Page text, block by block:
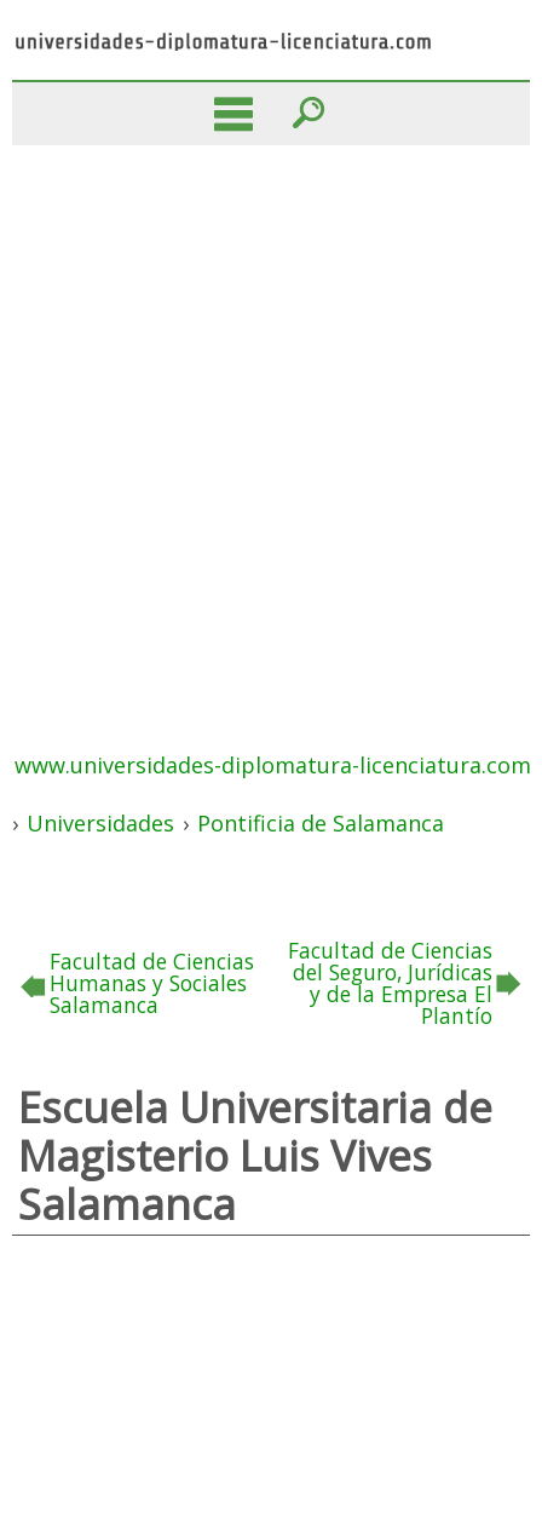
www.universidades-diplomatura-licenciatura.com
› Universidades › Pontificia de Salamanca
Facultad de Ciencias
Humanas y Sociales
Salamanca
Facultad de Ciencias
del Seguro, Jurídicas
y de la Empresa El
Plantío
Escuela Universitaria de
Magisterio Luis Vives
Salamanca